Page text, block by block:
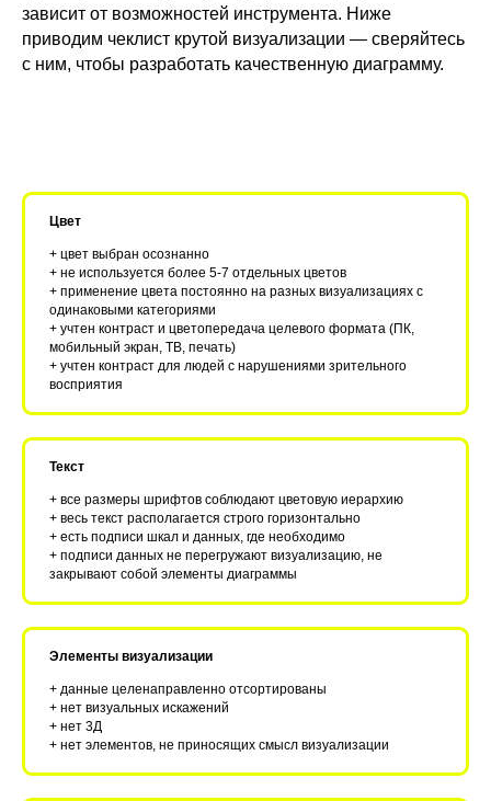
зависит от возможностей инструмента. Ниже
приводим чеклист крутой визуализации — сверяйтесь
с ним, чтобы разработать качественную диаграмму.
Цвет
+ цвет выбран осознанно
+ не используется более 5-7 отдельных цветов
+ применение цвета постоянно на разных визуализациях с
одинаковыми категориями
+ учтен контраст и цветопередача целевого формата (ПК,
мобильный экран, ТВ, печать)
+ учтен контраст для людей с нарушениями зрительного
восприятия
Текст
+ все размеры шрифтов соблюдают цветовую иерархию
+ весь текст располагается строго горизонтально
+ есть подписи шкал и данных, где необходимо
+ подписи данных не перегружают визуализацию, не
закрывают собой элементы диаграммы
Элементы визуализации
+ данные целенаправленно отсортированы
+ нет визуальных искажений
+ нет 3Д
+ нет элементов, не приносящих смысл визуализации